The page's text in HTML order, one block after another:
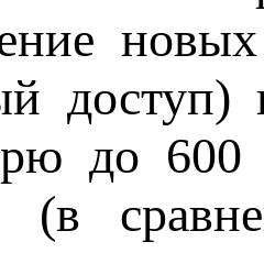
новых
доступ)
до
(в